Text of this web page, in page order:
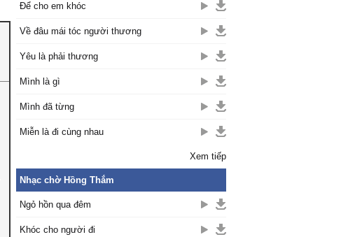
Để cho em khóc
Về đâu mái tóc người thương
Yêu là phải thương
Mình là gì
Mình đã từng
Miễn là đi cùng nhau
Xem tiếp
Nhạc chờ Hồng Thắm
Ngỏ hồn qua đêm
Khóc cho người đi